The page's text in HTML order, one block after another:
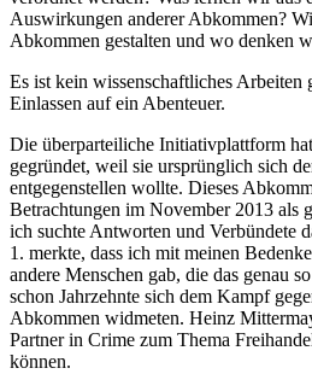
Auswirkungen anderer Abkommen?
Abkommen gestalten und wo denken
Es ist kein wissenschaftliches Arbeiten
Einlassen auf ein Abenteuer.
Die überparteiliche Initiativplattform
gegründet, weil sie ursprünglich sich
entgegenstellen wollte. Dieses
Betrachtungen im November 2013 als
ich suchte Antworten und Verbündete
1. merkte, dass ich mit meinen
andere Menschen gab, die das genau
schon Jahrzehnte sich dem Kampf
Abkommen widmeten. Heinz
Partner in Crime zum Thema
können.